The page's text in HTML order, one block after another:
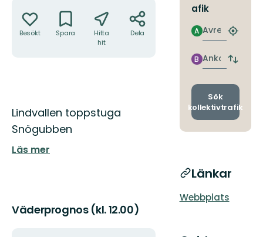
Besökt Spara
Hitta
hit
Dela
Beskrivning
Lindvallen toppstuga
Snögubben
Läs mer
Väderprognos (kl. 12.00)
afik
Avresa
A
Hitta
Ankomst
B
Byt
och
Sök
kollektivtrafik
Länkar
Webbplats